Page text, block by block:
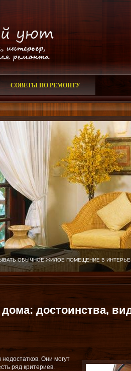
СОВЕТЫ ПО РЕМОНТУ
ОБЫЧНОЕ ЖИЛОЕ ПОМЕЩЕНИЕ В
достоинства,
Они могут
ряд критериев.